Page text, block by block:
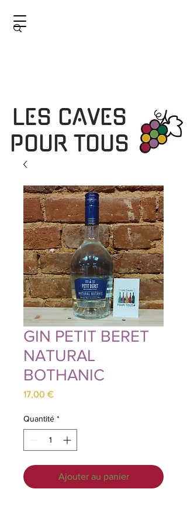
LES CAVES
POUR TOUS
GIN PETIT BERET
NATURAL
BOTHANIC
17,00 €Prix
Quantité *
Ajouter au panier